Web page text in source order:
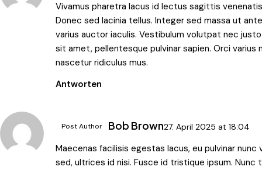
Vivamus pharetra lacus id lectus sagittis
Donec sed lacinia tellus. Integer sed massa ut
varius auctor iaculis. Vestibulum volutpat nec
sit amet, pellentesque pulvinar sapien. Orci
nascetur ridiculus mus.
Antworten
Post Author Bob Brown27. April 2025 at 18:04
Maecenas facilisis egestas lacus, eu pulvinar
sed, ultrices id nisi. Fusce id tristique ipsum.